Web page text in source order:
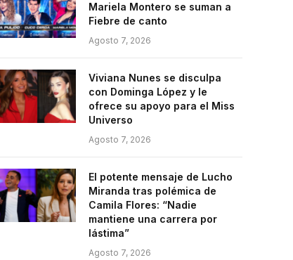
Mariela Montero se suman a
Fiebre de canto
Agosto 7, 2026
Viviana Nunes se disculpa
con Dominga López y le
ofrece su apoyo para el Miss
Universo
Agosto 7, 2026
El potente mensaje de Lucho
Miranda tras polémica de
Camila Flores: “Nadie
mantiene una carrera por
lástima”
Agosto 7, 2026